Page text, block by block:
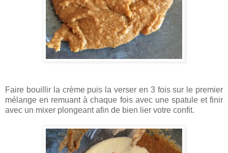
Faire bouillir la crème puis la verser en 3 fois sur le premier
mélange en remuant à chaque fois avec une spatule et finir
avec un mixer plongeant afin de bien lier votre confit.